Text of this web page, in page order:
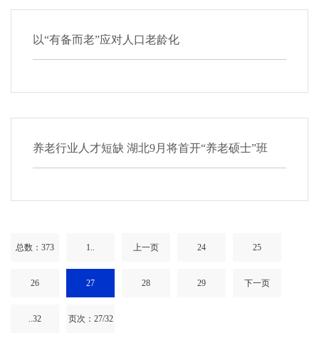
以“有备而老”应对人口老龄化
养老行业人才短缺 湖北9月将首开“养老硕士”班
总数：373 1.. 上一页 24 25
26 27 28 29 下一页
..32 页次：27/32